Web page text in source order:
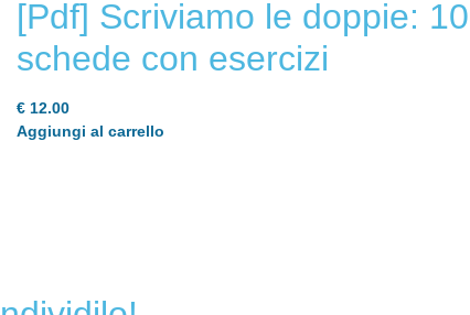
[Pdf] Scriviamo le doppie:
schede con esercizi
€12.00
Aggiungi al carrello